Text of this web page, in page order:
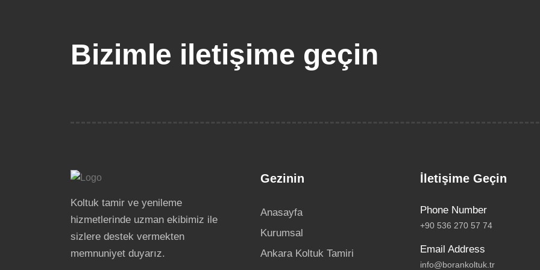
Bizimle iletişime geçin
Koltuk tamir ve yenileme
hizmetlerinde uzman ekibimiz ile
sizlere destek vermekten
memnuniyet duyarız.
Gezinin
Anasayfa
Kurumsal
Ankara Koltuk Tamiri
İletişime Geçin
Phone Number
+90 536 270 57 74
Email Address
info@borankoltuk.tr